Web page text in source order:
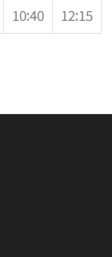
10:40 12:15